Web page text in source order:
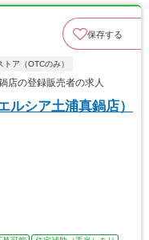
保存する
トア（OTCのみ）
店の登録販売者の求人
ルシア土浦真鍋店）